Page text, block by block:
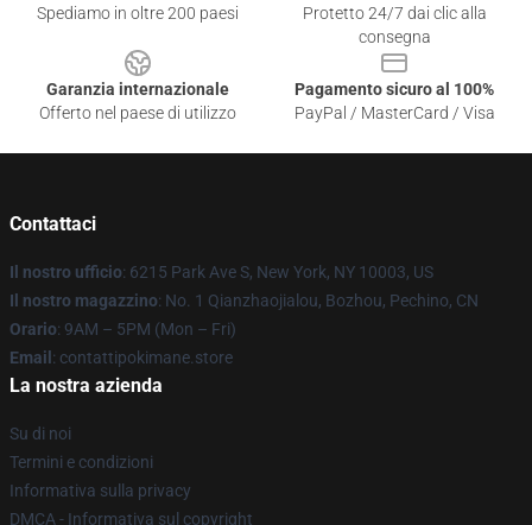
Spediamo in oltre 200 paesi
Protetto 24/7 dai clic alla
consegna
Garanzia internazionale
Offerto nel paese di utilizzo
Pagamento sicuro al 100%
PayPal / MasterCard / Visa
Contattaci
Il nostro ufficio: 6215 Park Ave S, New York, NY 10003, US
Il nostro magazzino: No. 1 Qianzhaojialou, Bozhou, Pechino, CN
Orario: 9AM – 5PM (Mon – Fri)
Email : contattipokimane.store
La nostra azienda
Su di noi
Termini e condizioni
Informativa sulla privacy
DMCA - Informativa sul copyright